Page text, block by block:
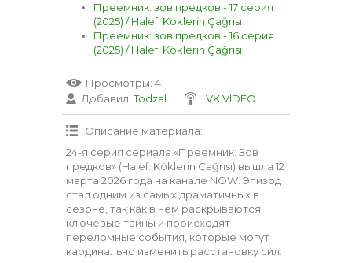
Преемник: зов предков - 17 серия
(2025) / Halef: Köklerin Çağrısı
Преемник: зов предков - 16 серия
(2025) / Halef: Köklerin Çağrısı
Просмотры: 4
Добавил:Todzal VK VIDEO
Описание материала:
24-я серия сериала «Преемник: Зов
предков» (Halef: Köklerin Çağrısı) вышла 12
марта 2026 года на канале NOW. Эпизод
стал одним из самых драматичных в
сезоне, так как в нём раскрываются
ключевые тайны и происходят
переломные события, которые могут
кардинально изменить расстановку сил.